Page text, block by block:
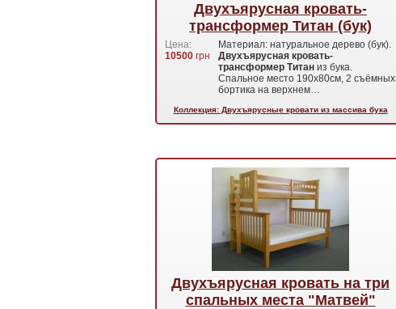
Двухъярусная кровать-
трансформер Титан (бук)
Цена:
10500 грн
Материал: натуральное дерево (бук).
Двухъярусная кровать-
трансформер Титан из бука.
Спальное место 190х80см, 2 съёмных
бортика на верхнем…
Коллекция: Двухъярусные кровати из массива бука
Двухъярусная кровать на три
спальных места "Матвей"